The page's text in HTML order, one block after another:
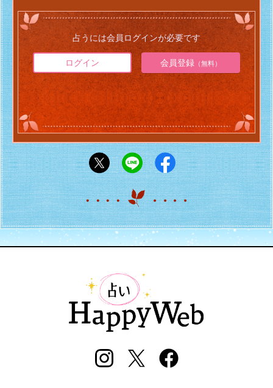
占うには会員ログインが必要です
ログイン 会員登録（無料）